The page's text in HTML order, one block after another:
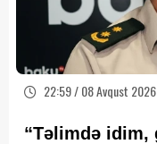
22:59 / 08 Avqust 2026
“Təlimdə